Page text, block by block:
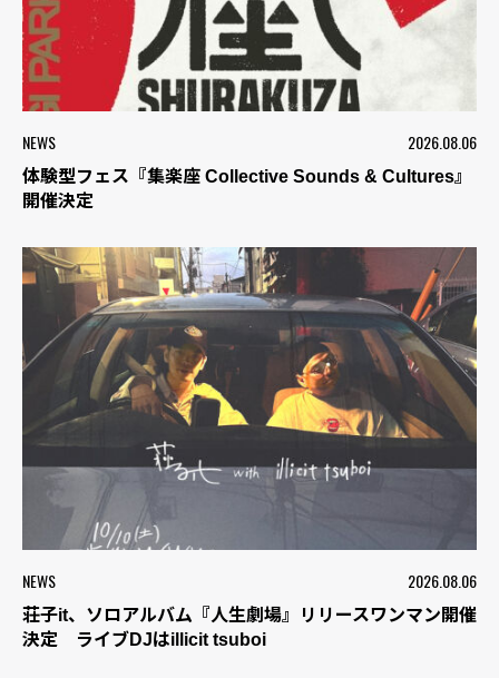
NEWS 2026.08.06
体験型フェス『集楽座 Collective Sounds & Cultures』
開催決定
NEWS 2026.08.06
荘子it、ソロアルバム『人生劇場』リリースワンマン開催
決定 ライブDJはillicit tsuboi